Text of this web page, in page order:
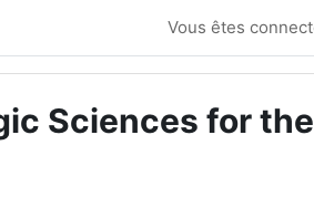
Vous êtes
Sciences for